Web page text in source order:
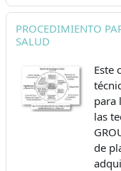
PROCEDIMIENTO
SALUD
Este
para
las
de